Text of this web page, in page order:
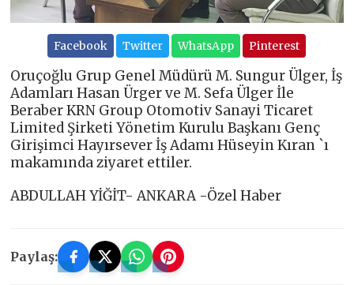
Facebook Twitter WhatsApp Pinterest
Oruçoğlu Grup Genel Müdürü M. Sungur Ülger, İş
Adamları Hasan Ürger ve M. Sefa Ülger İle
Beraber KRN Group Otomotiv Sanayi Ticaret
Limited Şirketi Yönetim Kurulu Başkanı Genç
Girişimci Hayırsever İş Adamı Hüseyin Kıran `ı
makamında ziyaret ettiler.
ABDULLAH YİĞİT- ANKARA -Özel Haber
Paylaş: